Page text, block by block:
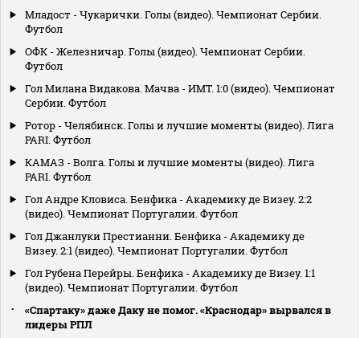
Младост - Чукарички. Голы (видео). Чемпионат Сербии.
Футбол
ОФК - Железничар. Голы (видео). Чемпионат Сербии.
Футбол
Гол Милана Видакова. Мачва - ИМТ. 1:0 (видео). Чемпионат
Сербии. Футбол
Ротор - Челябинск. Голы и лучшие моменты (видео). Лига
PARI. Футбол
КАМАЗ - Волга. Голы и лучшие моменты (видео). Лига
PARI. Футбол
Гол Андре Кловиса. Бенфика - Академику де Визеу. 2:2
(видео). Чемпионат Португалии. Футбол
Гол Джанлуки Престианни. Бенфика - Академику де
Визеу. 2:1 (видео). Чемпионат Португалии. Футбол
Гол Рубена Перейры. Бенфика - Академику де Визеу. 1:1
(видео). Чемпионат Португалии. Футбол
«Спартаку» даже Даку не помог. «Краснодар» вырвался в
лидеры РПЛ